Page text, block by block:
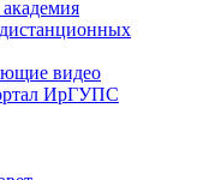
видео
ИрГУПС